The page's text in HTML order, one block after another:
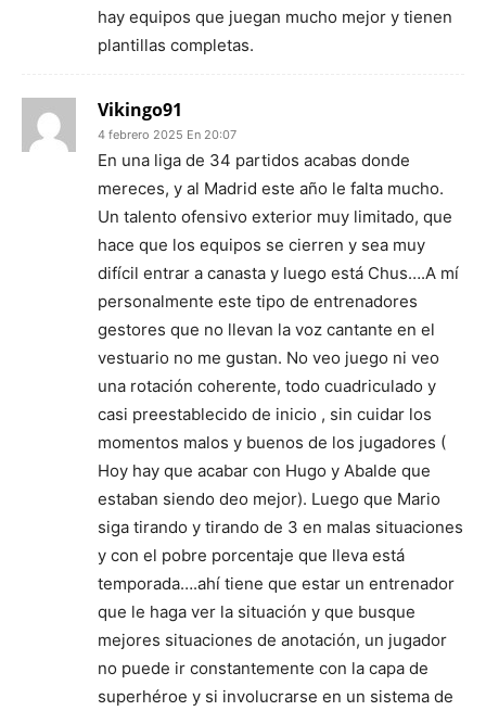
hay equipos que juegan mucho mejor y tienen
plantillas completas.
Vikingo91
4 febrero 2025 En 20:07
En una liga de 34 partidos acabas donde
mereces, y al Madrid este año le falta mucho.
Un talento ofensivo exterior muy limitado, que
hace que los equipos se cierren y sea muy
difícil entrar a canasta y luego está Chus….A mí
personalmente este tipo de entrenadores
gestores que no llevan la voz cantante en el
vestuario no me gustan. No veo juego ni veo
una rotación coherente, todo cuadriculado y
casi preestablecido de inicio , sin cuidar los
momentos malos y buenos de los jugadores (
Hoy hay que acabar con Hugo y Abalde que
estaban siendo deo mejor). Luego que Mario
siga tirando y tirando de 3 en malas situaciones
y con el pobre porcentaje que lleva está
temporada….ahí tiene que estar un entrenador
que le haga ver la situación y que busque
mejores situaciones de anotación, un jugador
no puede ir constantemente con la capa de
superhéroe y si involucrarse en un sistema de